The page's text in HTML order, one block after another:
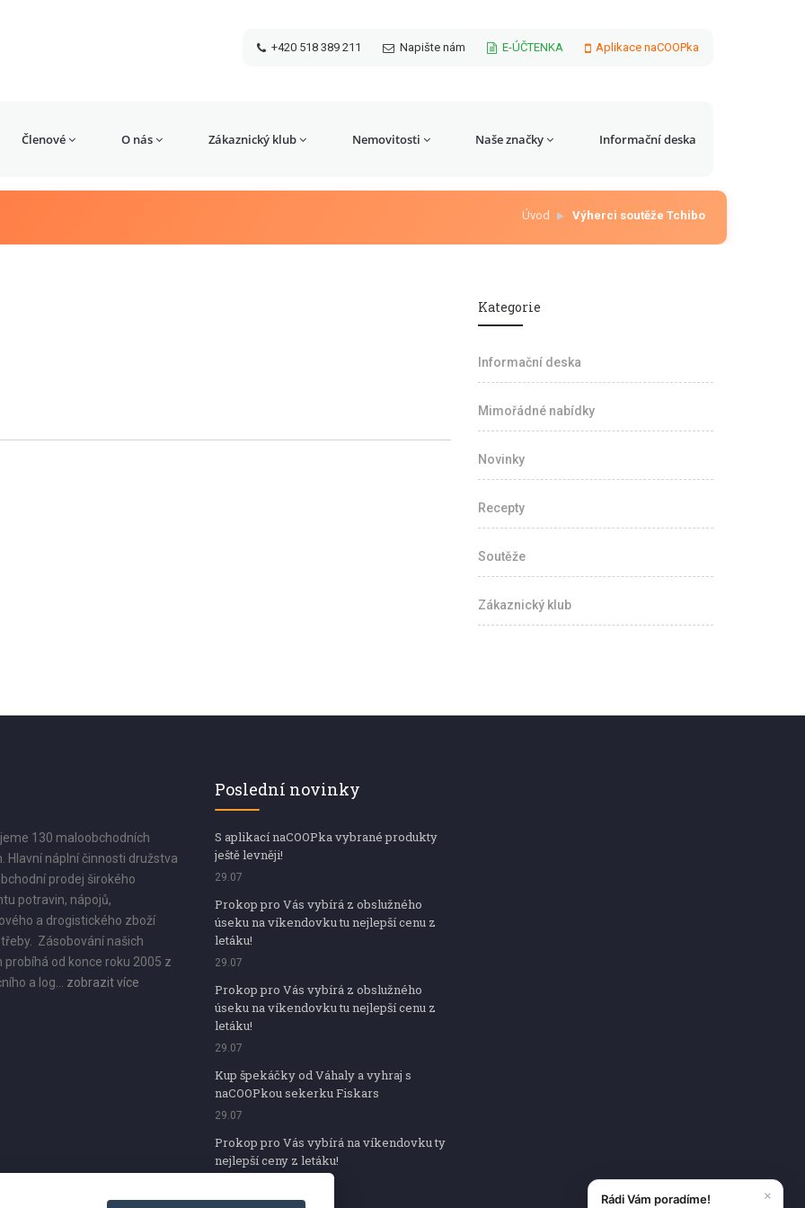
+420 518 389 211 Napište nám E-ÚČTENKA Aplikace naCOOPka
Členové O nás Zákaznický klub Nemovitosti Naše značky Informační deska
Úvod Výherci soutěže Tchibo
Kategorie
Informační deska
Mimořádné nabídky
Novinky
Recepty
Soutěže
Zákaznický klub
130 maloobchodních
Hlavní náplní činnosti družstva
prodej širokého
potravin, nápojů,
a drogistického zboží
Zásobování našich
probíhá od konce roku 2005 z
a log... zobrazit více
Poslední novinky
S aplikací naCOOPka vybrané produkty
ještě levněji!
29.07
Prokop pro Vás vybírá z obslužného
úseku na víkendovku tu nejlepší cenu z
letáku!
29.07
Prokop pro Vás vybírá z obslužného
úseku na víkendovku tu nejlepší cenu z
letáku!
29.07
Kup špekáčky od Váhaly a vyhraj s
naCOOPkou sekerku Fiskars
29.07
Prokop pro Vás vybírá na víkendovku ty
nejlepší ceny z letáku!